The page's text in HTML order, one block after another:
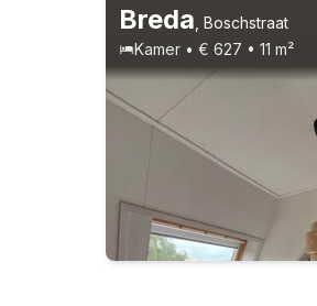
Vast contract 2
Breda Boschstraat
Kamer • € 627 • 11 m²